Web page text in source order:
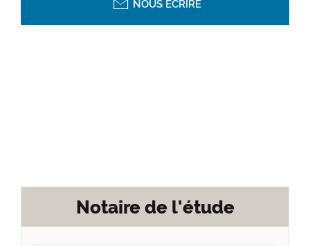
NOUS ÉCRIRE
Notaire de l'étude